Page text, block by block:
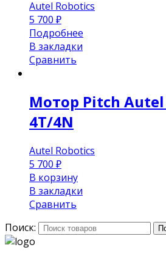
Autel Robotics
5 700 ₽
Подробнее
В закладки
Сравнить
Мотор Pitch Autel
4T/4N
Autel Robotics
5 700 ₽
В корзину
В закладки
Сравнить
Поиск: